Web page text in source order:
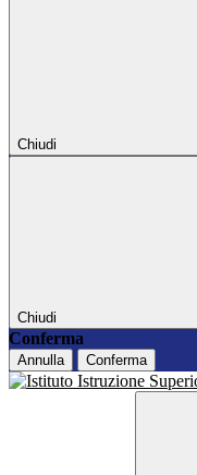
Chiudi
Chiudi
Conferma
Annulla Conferma